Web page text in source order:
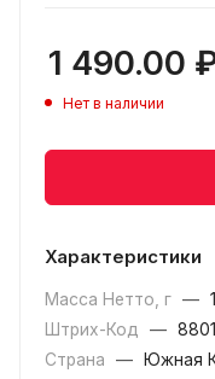
1 490.00
Нет в наличии
Характеристики
Масса Нетто, г —
Штрих-Код
—
Страна
—
Южная